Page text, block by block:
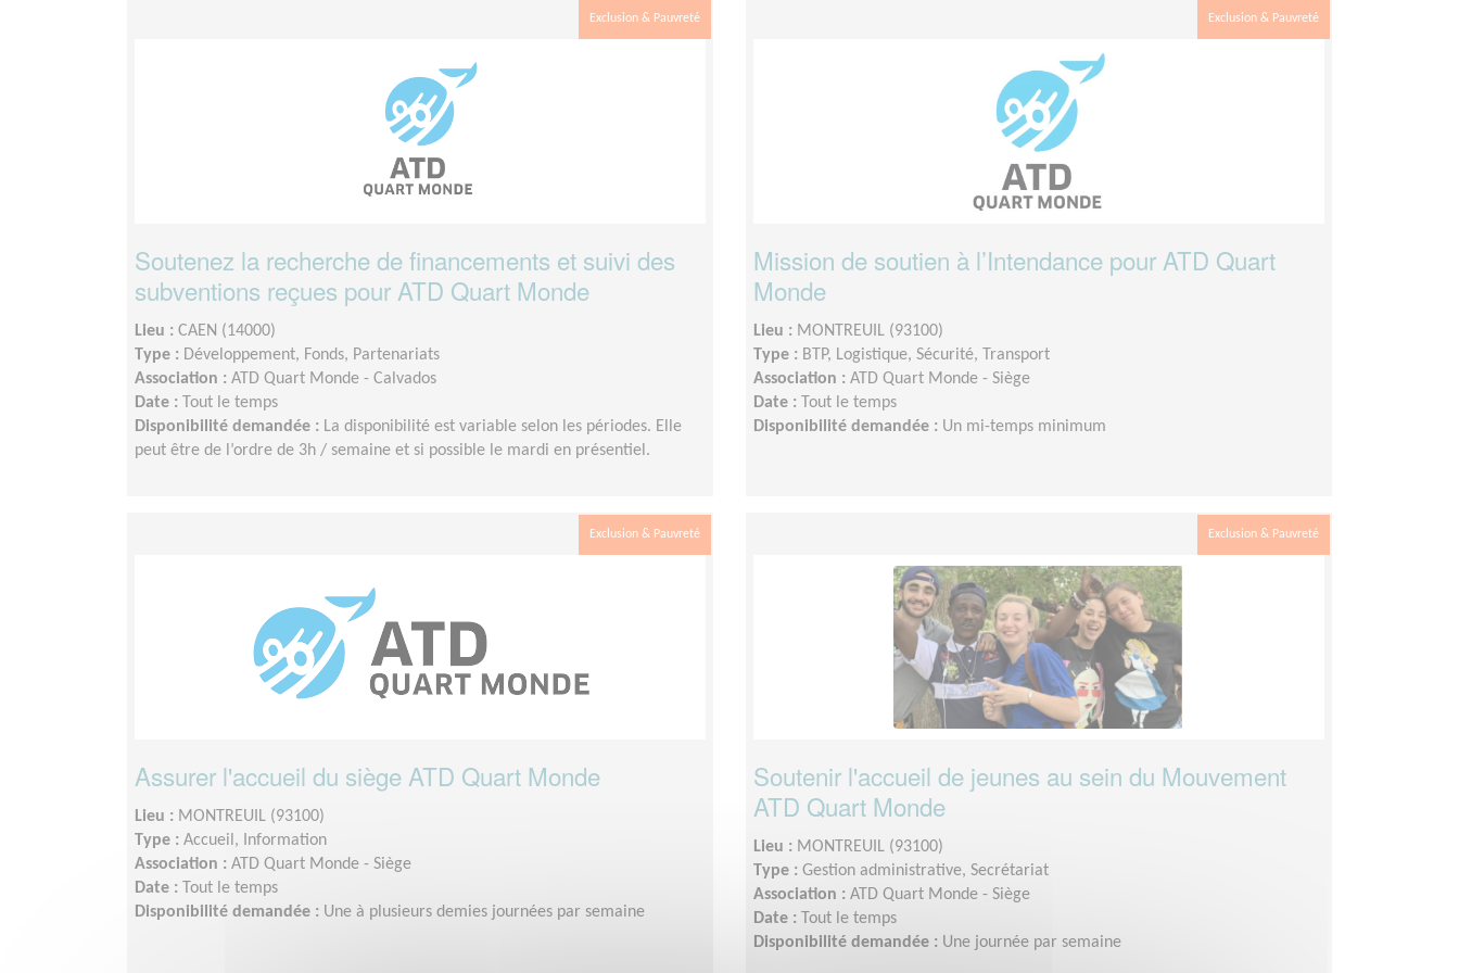
Exclusion & Pauvreté
Soutenez la recherche de financements et suivi des
subventions reçues pour ATD Quart Monde
Lieu : CAEN (14000)
Type : Développement, Fonds, Partenariats
Association : ATD Quart Monde - Calvados
Date :
Tout le temps
Disponibilité demandée : La disponibilité est variable selon les périodes. Elle
peut être de l’ordre de 3h / semaine et si possible le mardi en présentiel.
Exclusion & Pauvreté
Mission de soutien à l’Intendance pour ATD Quart
Monde
Lieu : MONTREUIL (93100)
Type : BTP, Logistique, Sécurité, Transport
Association : ATD Quart Monde - Siège
Date :
Tout le temps
Disponibilité demandée : Un mi-temps minimum
Exclusion & Pauvreté
Assurer l'accueil du siège ATD Quart Monde
Lieu : MONTREUIL (93100)
Type : Accueil, Information
Association : ATD Quart Monde - Siège
Date :
Tout le temps
Disponibilité demandée : Une à plusieurs demies journées par semaine
Exclusion & Pauvreté
Soutenir l'accueil de jeunes au sein du Mouvement
ATD Quart Monde
Lieu : MONTREUIL (93100)
Type : Gestion administrative, Secrétariat
Association : ATD Quart Monde - Siège
Date :
Tout le temps
Disponibilité demandée : Une journée par semaine